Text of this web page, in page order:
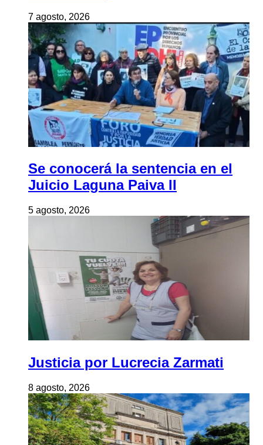
7 agosto, 2026
Se conocerá la sentencia en el
Juicio Laguna Paiva II
5 agosto, 2026
Justicia por Lucrecia Zarmati
8 agosto, 2026